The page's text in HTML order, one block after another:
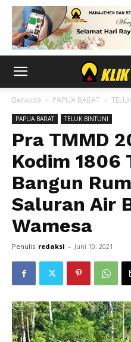
Beranda PAPUA BARAT
PAPUA BARAT TELUK BINTUNI
Pra TMMD
Kodim 1806
Bangun
Saluran Air
Wamesa
Penulis redaksi - Juni 10, 2021